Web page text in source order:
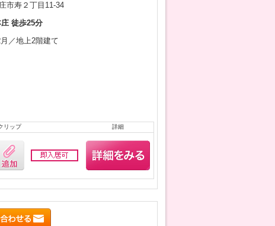
市寿２丁目11-34
徒歩25分
／地上2階建て
リップ 詳細